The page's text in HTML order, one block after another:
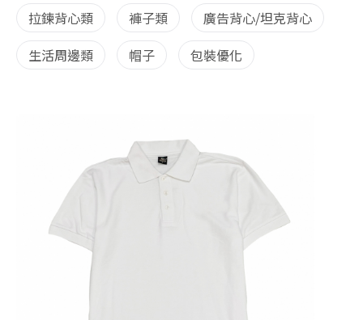
拉鍊背心類
褲子類
廣告背心/坦克背心
生活周邊類
帽子 包裝優化